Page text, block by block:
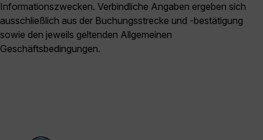
Informationszwecken. Verbindliche Angaben ergeben sich
ausschließlich aus der Buchungsstrecke und -bestätigung
sowie den jeweils geltenden Allgemeinen
Geschäftsbedingungen.